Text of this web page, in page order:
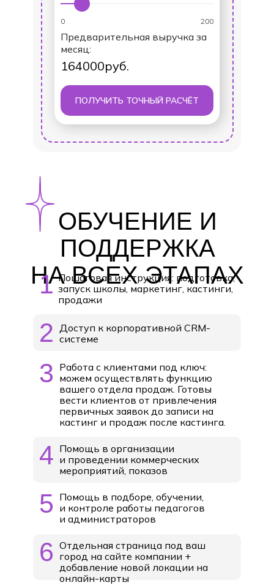
0 200
Предварительная выручка за
месяц:
164000руб.
ПОЛУЧИТЬ ТОЧНЫЙ РАСЧЁТ
ОБУЧЕНИЕ И
ПОДДЕРЖКА
НА ВСЕХ ЭТАПАХ
Пошаговая инструкция: подготовка,
запуск школы, маркетинг, кастинги,
продажи
1
Доступ к корпоративной CRM-
системе
2
Работа с клиентами под ключ:
можем осуществлять функцию
вашего отдела продаж. Готовы
вести клиентов от привлечения
первичных заявок до записи на
кастинг и продаж после кастинга.
3
Помощь в организации
и проведении коммерческих
мероприятий, показов
4
Помощь в подборе, обучении,
и контроле работы педагогов
и администраторов
5
Отдельная страница под ваш
город на сайте компании +
добавление новой локации на
онлайн-карты
6